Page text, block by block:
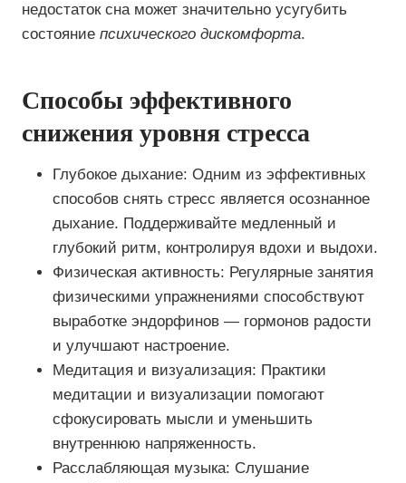
недостаток сна может значительно усугубить
состояние психического дискомфорта.
Способы эффективного
снижения уровня стресса
Глубокое дыхание: Одним из эффективных
способов снять стресс является осознанное
дыхание. Поддерживайте медленный и
глубокий ритм, контролируя вдохи и выдохи.
Физическая активность: Регулярные занятия
физическими упражнениями способствуют
выработке эндорфинов — гормонов радости
и улучшают настроение.
Медитация и визуализация: Практики
медитации и визуализации помогают
сфокусировать мысли и уменьшить
внутреннюю напряженность.
Расслабляющая музыка: Слушание